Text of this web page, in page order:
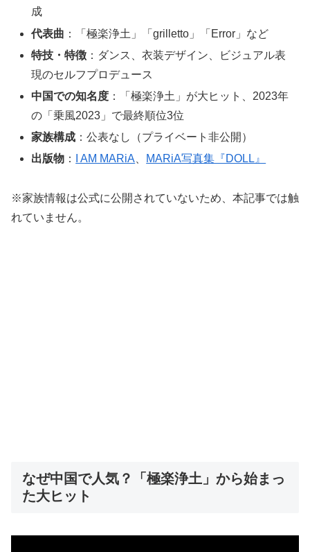
成
代表曲 ：「極楽浄土」「grilletto」「Error」など
特技・特徴 ：ダンス、衣装デザイン、ビジュアル表
現のセルフプロデュース
中国での知名度 ：「極楽浄土」が大ヒット、2023年
の「乗風2023」で最終順位3位
家族構成 ：公表なし（プライベート非公開）
出版物 ： I AM MARiA MARiA写真集『DOLL』
※家族情報は公式に公開されていないため、本記事では触
れていません。
なぜ中国で人気？「極楽浄土」から始まっ
た大ヒット